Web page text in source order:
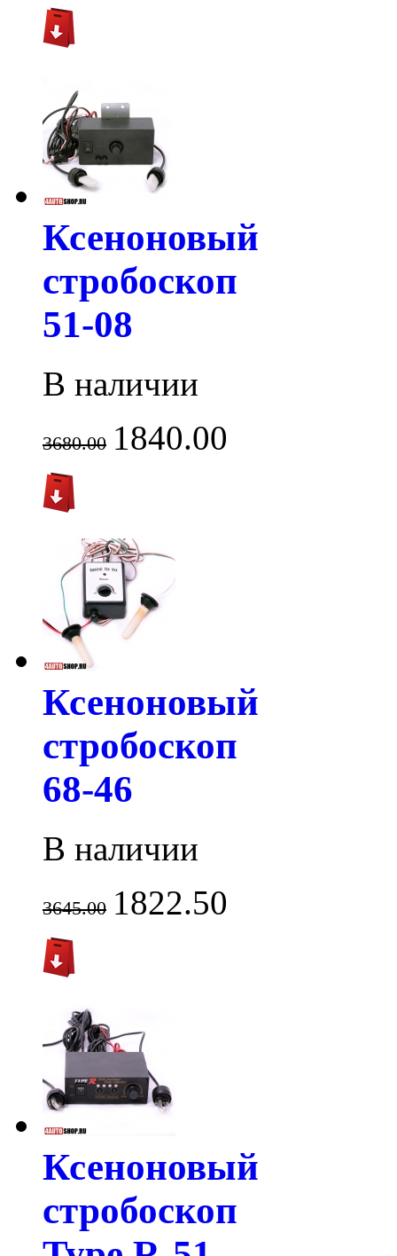
Ксеноновый
стробоскоп
51-08
В наличии
3680.00 1840.00
Ксеноновый
стробоскоп
68-46
В наличии
3645.00 1822.50
Ксеноновый
стробоскоп